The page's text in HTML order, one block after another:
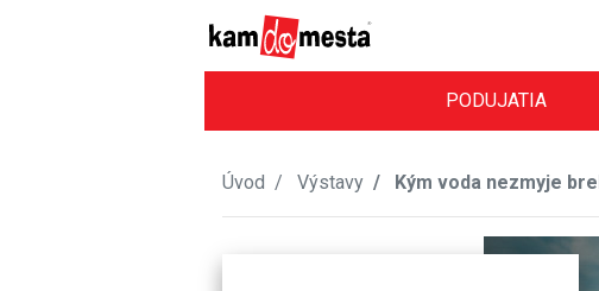
PODUJATIA
Úvod Výstavy Kým voda nezmyje